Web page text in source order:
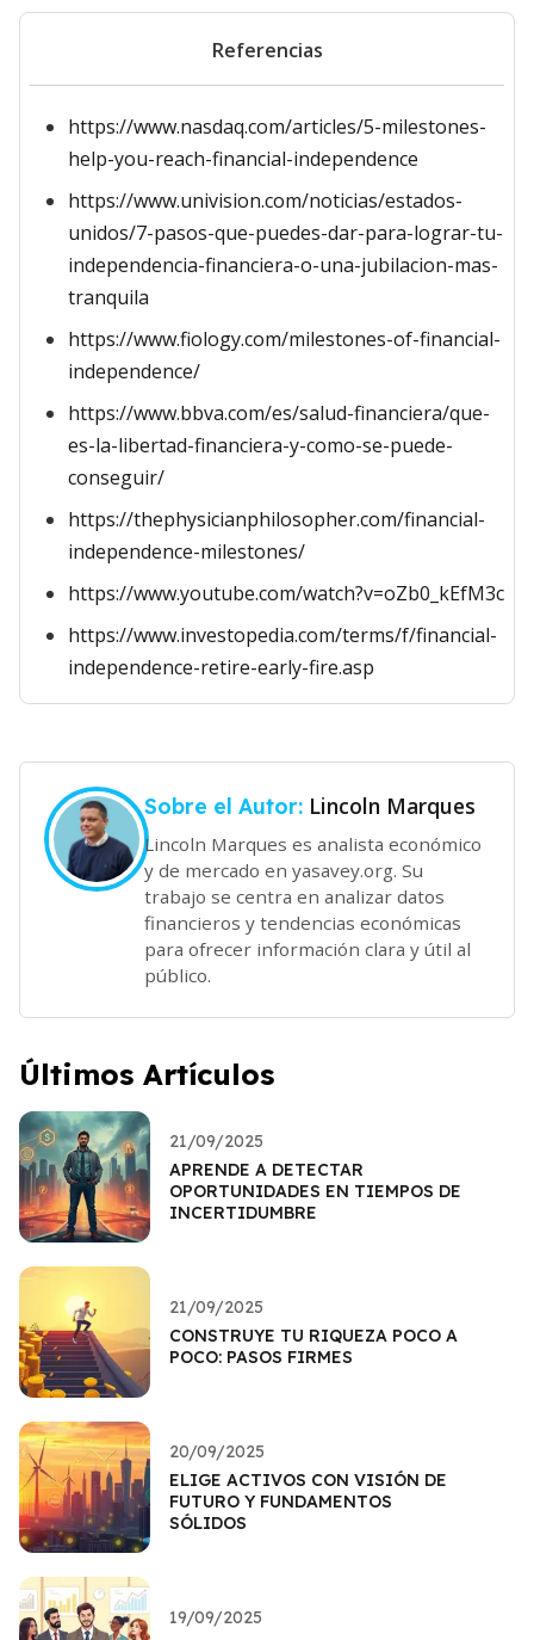
Referencias
https://www.nasdaq.com/articles/5-milestones-
help-you-reach-financial-independence
https://www.univision.com/noticias/estados-
unidos/7-pasos-que-puedes-dar-para-lograr-tu-
independencia-financiera-o-una-jubilacion-mas-
tranquila
https://www.fiology.com/milestones-of-financial-
independence/
https://www.bbva.com/es/salud-financiera/que-
es-la-libertad-financiera-y-como-se-puede-
conseguir/
https://thephysicianphilosopher.com/financial-
independence-milestones/
https://www.youtube.com/watch?v=oZb0_kEfM3c
https://www.investopedia.com/terms/f/financial-
independence-retire-early-fire.asp
Sobre el Autor: Lincoln Marques
Lincoln Marques es analista económico
y de mercado en yasavey.org. Su
trabajo se centra en analizar datos
financieros y tendencias económicas
para ofrecer información clara y útil al
público.
Últimos Artículos
21/09/2025
APRENDE A DETECTAR
OPORTUNIDADES EN TIEMPOS DE
INCERTIDUMBRE
21/09/2025
CONSTRUYE TU RIQUEZA POCO A
POCO: PASOS FIRMES
20/09/2025
ELIGE ACTIVOS CON VISIÓN DE
FUTURO Y FUNDAMENTOS
SÓLIDOS
19/09/2025